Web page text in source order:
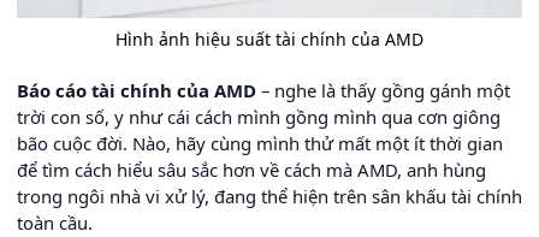
Hình ảnh hiệu suất tài chính của AMD
Báo cáo tài chính của AMD – nghe là thấy gồng gánh một
trời con số, y như cái cách mình gồng mình qua cơn giông
bão cuộc đời. Nào, hãy cùng mình thử mất một ít thời gian
để tìm cách hiểu sâu sắc hơn về cách mà AMD, anh hùng
trong ngôi nhà vi xử lý, đang thể hiện trên sân khấu tài chính
toàn cầu.